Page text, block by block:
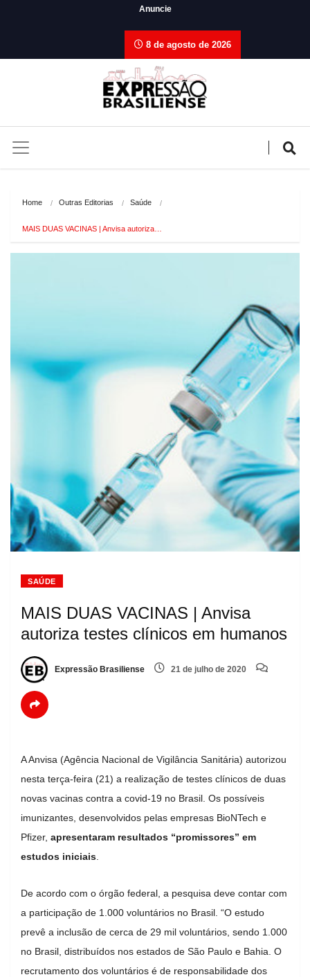
Anuncie
8 de agosto de 2026
Home Outras Editorias Saúde
MAIS DUAS VACINAS | Anvisa autoriza…
SAÚDE
MAIS DUAS VACINAS | Anvisa
autoriza testes clínicos em humanos
Expressão Brasiliense 21 de julho de 2020
A Anvisa (Agência Nacional de Vigilância Sanitária) autorizou
nesta terça-feira (21) a realização de testes clínicos de duas
novas vacinas contra a covid-19 no Brasil. Os possíveis
imunizantes, desenvolvidos pelas empresas BioNTech e
Pfizer, apresentaram resultados “promissores” em
estudos iniciais
De acordo com o órgão federal, a pesquisa deve contar com
a participação de 1.000 voluntários no Brasil. “O estudo
prevê a inclusão de cerca de 29 mil voluntários, sendo 1.000
no Brasil, distribuídos nos estados de São Paulo e Bahia. O
recrutamento dos voluntários é de responsabilidade dos